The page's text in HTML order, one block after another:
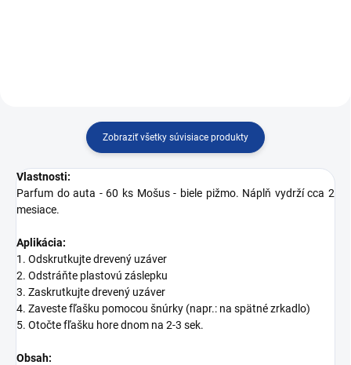
Zobraziť všetky súvisiace produkty
Vlastnosti:
Parfum do auta - 60 ks Mošus - biele pižmo. Náplň vydrží cca 2
mesiace.
Aplikácia:
1. Odskrutkujte drevený uzáver
2. Odstráňte plastovú záslepku
3. Zaskrutkujte drevený uzáver
4. Zaveste fľašku pomocou šnúrky (napr.: na spätné zrkadlo)
5. Otočte fľašku hore dnom na 2-3 sek.
Obsah: